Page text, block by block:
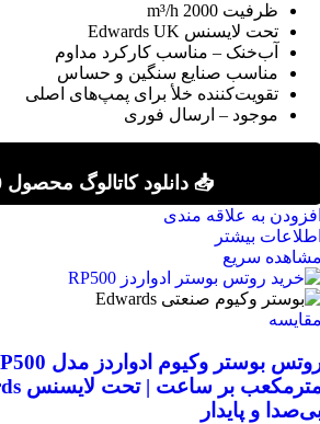
ظرفیت 2000 m³/h
تحت لایسنس Edwards UK
آب‌خنک – مناسب کارکرد مداوم
مناسب صنایع سنگین و حساس
تقویت‌کننده خلأ برای پمپ‌های اصلی
موجود – ارسال فوری
📥 دانلود کاتالوگ محصول RP2600
به علاقه مندی
بیشتر
سریع
و پایدار